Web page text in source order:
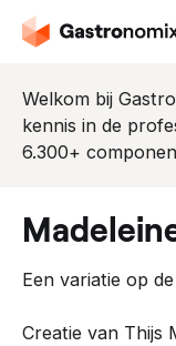
Welkom bij
kennis in de
6.300+
Een variatie op
Creatie van Thijs